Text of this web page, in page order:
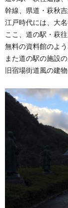
幹線、県道・萩秋
江戸時代には、大
ここ、道の駅・萩
無料の資料館のよう
また道の駅の施設
旧宿場街道風の建